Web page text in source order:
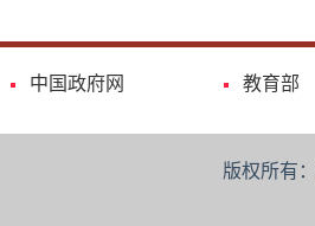
中国政府网 教育部
版权所有